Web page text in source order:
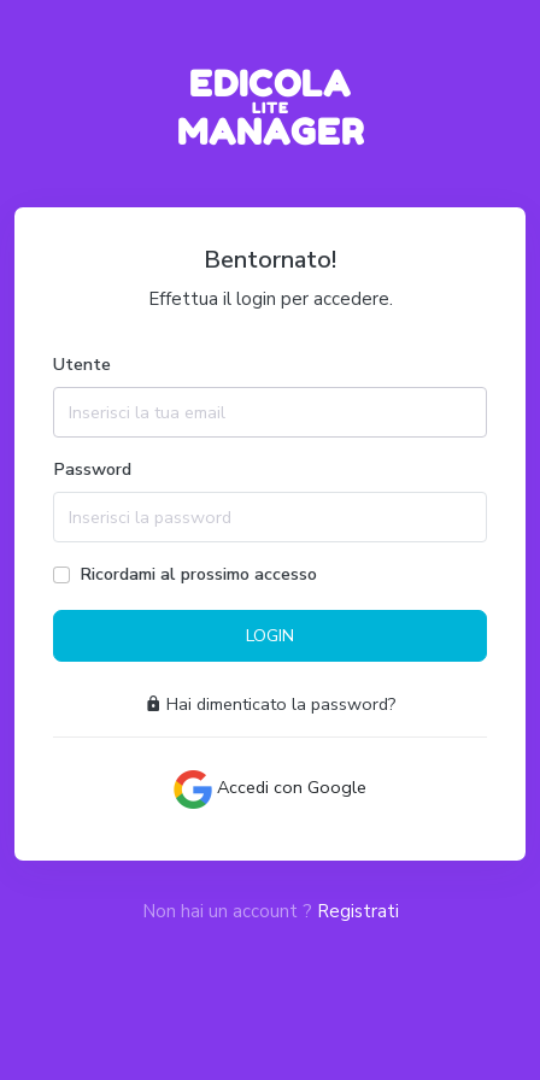
EDICOLA
LITE
MANAGER
Bentornato!
Effettua il login per accedere.
Utente
Password
Ricordami al prossimo accesso
LOGIN
Hai dimenticato la password?
Accedi con Google
Non hai un account ? Registrati